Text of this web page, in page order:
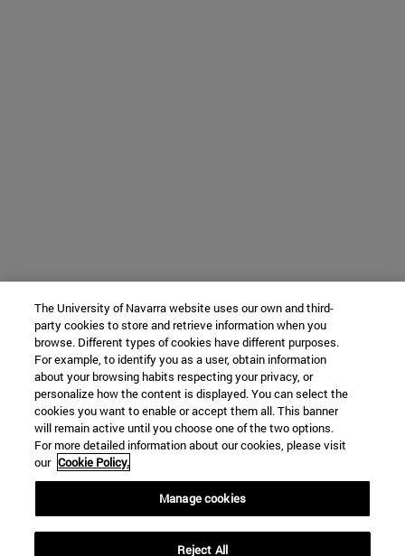
The University of Navarra website uses our own and third-
party cookies to store and retrieve information when you
browse. Different types of cookies have different purposes.
For example, to identify you as a user, obtain information
about your browsing habits respecting your privacy, or
personalize how the content is displayed. You can select the
cookies you want to enable or accept them all. This banner
will remain active until you choose one of the two options.
For more detailed information about our cookies, please visit
our Cookie Policy.
Manage cookies
Reject All